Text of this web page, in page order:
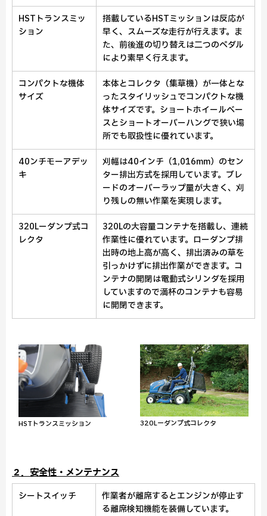
HSTトランスミッ
ション
搭載しているHSTミッションは反応が
早く、スムーズな走行が行えます。ま
た、前後進の切り替えは二つのペダル
により素早く行えます。
コンパクトな機体
サイズ
本体とコレクタ（集草機）が一体とな
ったスタイリッシュでコンパクトな機
体サイズです。ショートホイールベー
スとショートオーバーハングで狭い場
所でも取扱性に優れています。
40ンチモーアデッ
キ
刈幅は40インチ（1,016mm）のセン
ター排出方式を採用しています。ブレ
ードのオーバーラップ量が大きく、刈
り残しの無い作業を実現します。
320Lーダンプ式コ
レクタ
320Lの大容量コンテナを搭載し、連続
作業性に優れています。ローダンプ排
出時の地上高が高く、排出済みの草を
引っかけずに排出作業ができます。コ
ンテナの開閉は電動式シリンダを採用
していますので満杯のコンテナも容易
に開閉できます。
HSTトランスミッション 320Lーダンプ式コレクタ
２．安全性・メンテナンス
シートスイッチ
作業者が離席するとエンジンが停止す
る離席検知機能を装備しています。